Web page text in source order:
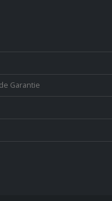
Garantie